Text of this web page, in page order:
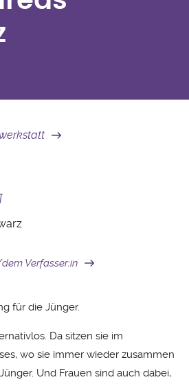
Verfasser:in
für die Jünger.
Da sitzen sie im
wo sie immer wieder zusammen
Und Frauen sind auch dabei,